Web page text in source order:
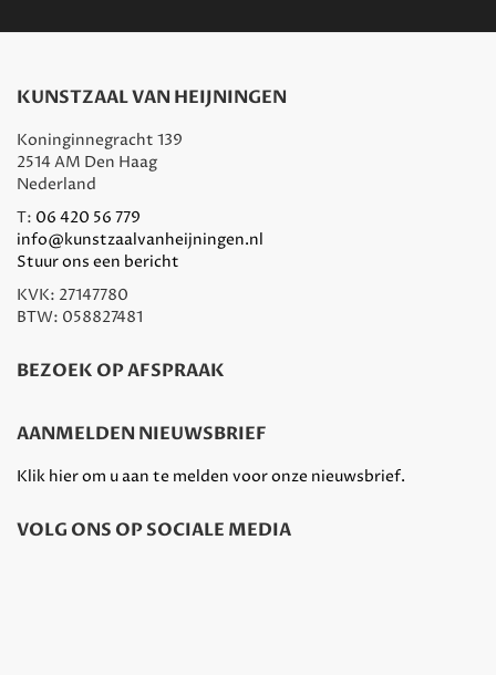
KUNSTZAAL VAN HEIJNINGEN
Koninginnegracht 139
2514 AM Den Haag
Nederland
T: 06 420 56 779
info@kunstzaalvanheijningen.nl
Stuur ons een bericht
KVK: 27147780
BTW: 058827481
BEZOEK OP AFSPRAAK
AANMELDEN NIEUWSBRIEF
Klik hier om u aan te melden voor onze nieuwsbrief.
VOLG ONS OP SOCIALE MEDIA